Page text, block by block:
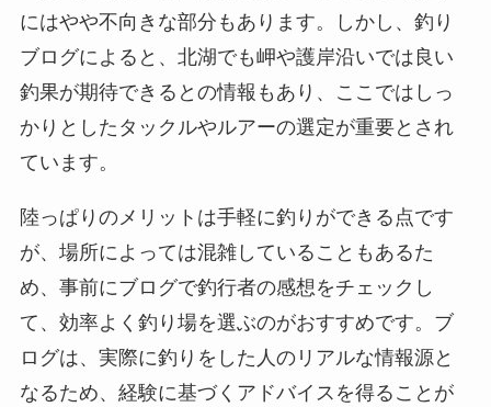
にはやや不向きな部分もあります。しかし、釣り
ブログによると、北湖でも岬や護岸沿いでは良い
釣果が期待できるとの情報もあり、ここではしっ
かりとしたタックルやルアーの選定が重要とされ
ています。
陸っぱりのメリットは手軽に釣りができる点です
が、場所によっては混雑していることもあるた
め、事前にブログで釣行者の感想をチェックし
て、効率よく釣り場を選ぶのがおすすめです。ブ
ログは、実際に釣りをした人のリアルな情報源と
なるため、経験に基づくアドバイスを得ることが